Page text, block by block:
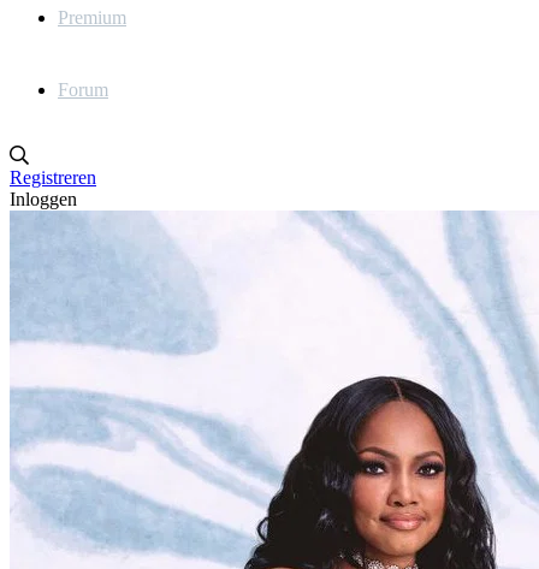
Premium
Forum
Registreren
Inloggen